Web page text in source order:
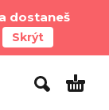
dostaneš
Skrýt